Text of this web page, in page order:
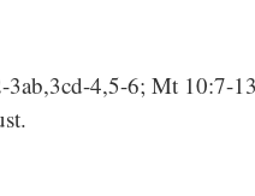
4,5-6; Mt 10:7-13